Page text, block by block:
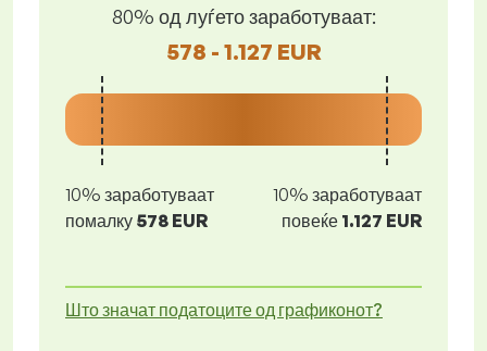
80% од луѓето заработуваат:
578 - 1.127 EUR
10% заработуваат
помалку 578 EUR
10% заработуваат
повеќе 1.127 EUR
Што значат податоците од графиконот?